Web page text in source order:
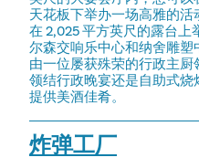
天花板下举办一场高雅的
在 2,025 平方英尺的露台
尔森交响乐中心和纳舍雕
由一位屡获殊荣的行政主
领结行政晚宴还是自助式
提供美酒佳肴。
炸弹工厂